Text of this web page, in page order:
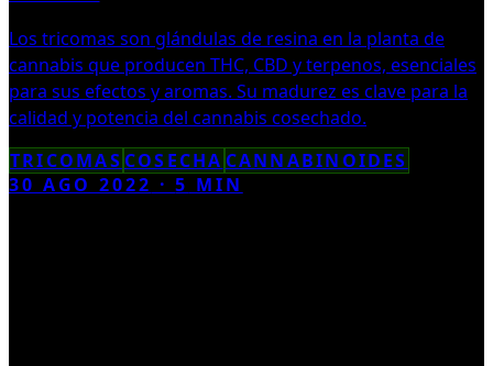
Los tricomas son glándulas de resina en la planta de
cannabis que producen THC, CBD y terpenos, esenciales
para sus efectos y aromas. Su madurez es clave para la
calidad y potencia del cannabis cosechado.
TRICOMAS COSECHA CANNABINOIDES
30 AGO 2022 ·5 MIN